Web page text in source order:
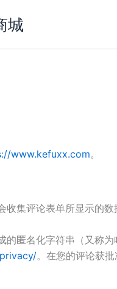
城
www.kefuxx.com。
收集评论表单所显示的
的匿名化字符串（又称
。在您的评论获